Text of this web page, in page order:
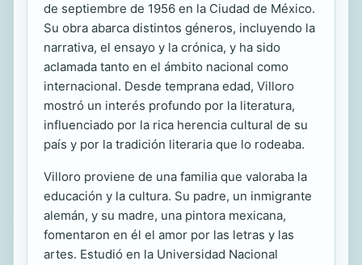
de septiembre de 1956 en la Ciudad de México.
Su obra abarca distintos géneros, incluyendo la
narrativa, el ensayo y la crónica, y ha sido
aclamada tanto en el ámbito nacional como
internacional. Desde temprana edad, Villoro
mostró un interés profundo por la literatura,
influenciado por la rica herencia cultural de su
país y por la tradición literaria que lo rodeaba.
Villoro proviene de una familia que valoraba la
educación y la cultura. Su padre, un inmigrante
alemán, y su madre, una pintora mexicana,
fomentaron en él el amor por las letras y las
artes. Estudió en la Universidad Nacional